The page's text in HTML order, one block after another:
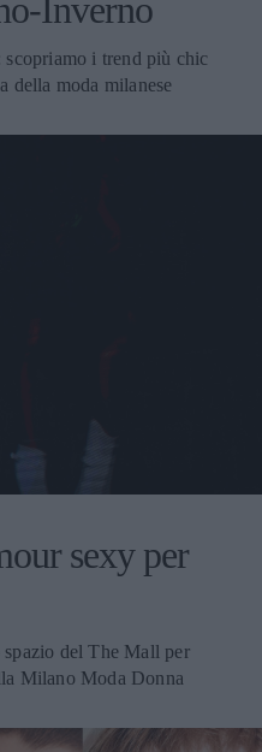
Inverno
i trend più chic
della moda milanese
sexy per
spazio del The Mall per
Milano Moda Donna